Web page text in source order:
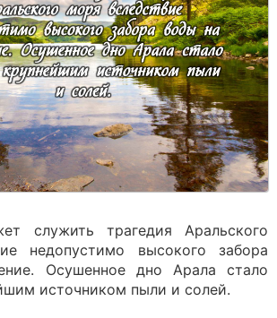
служить трагедия Аральского
недопустимо высокого забора
Осушенное дно Арала стало
источником пыли и солей.